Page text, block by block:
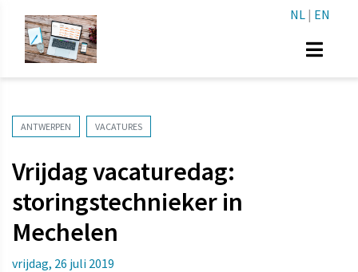
NL | EN
ANTWERPEN VACATURES
Vrijdag vacaturedag:
storingstechnieker in
Mechelen
vrijdag, 26 juli 2019